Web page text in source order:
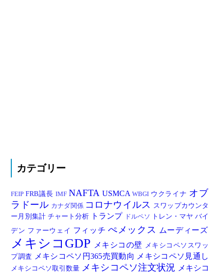
カテゴリー
FEIPFRB議長IMF NAFTA USMCAWBGI ウクライナ オブ
ラドール カナダ関係 コロナウイルス
スワップカウンタ
ー月別集計 チャート分析 トランプ ドルペソ トレン・マヤバイ
デン ファーウェイ フィッチぺメックス ムーディーズ
メキシコGDP メキシコの壁
メキシコペソスワッ
プ調査
メキシコペソ円365売買動向 メキシコペソ見通し
メキシコペソ取引数量 メキシコペソ注文状況 メキシコ